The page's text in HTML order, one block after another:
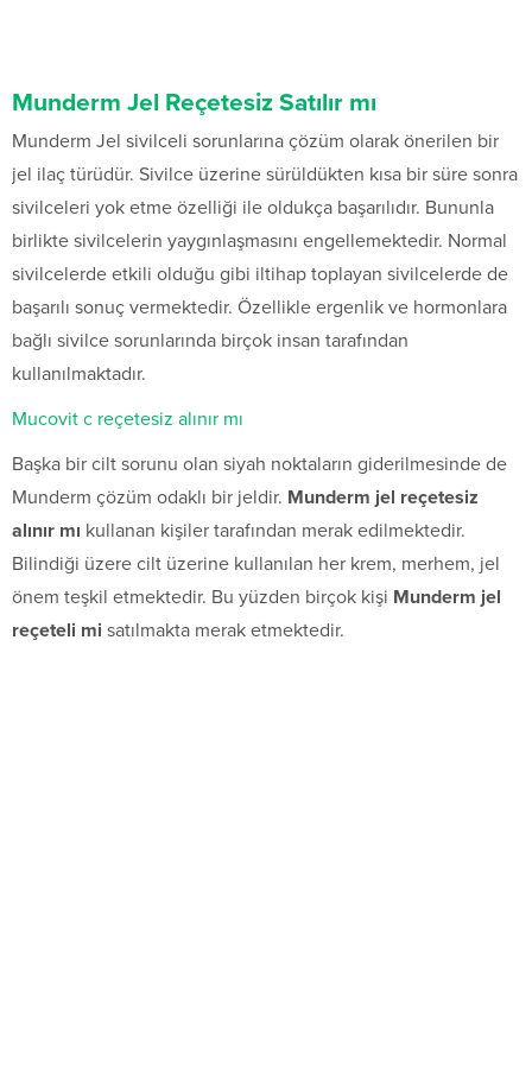
Munderm Jel Reçetesiz Satılır mı
Munderm Jel sivilceli sorunlarına çözüm olarak önerilen bir
jel ilaç türüdür. Sivilce üzerine sürüldükten kısa bir süre sonra
sivilceleri yok etme özelliği ile oldukça başarılıdır. Bununla
birlikte sivilcelerin yaygınlaşmasını engellemektedir. Normal
sivilcelerde etkili olduğu gibi iltihap toplayan sivilcelerde de
başarılı sonuç vermektedir. Özellikle ergenlik ve hormonlara
bağlı sivilce sorunlarında birçok insan tarafından
kullanılmaktadır.
Mucovit c reçetesiz alınır mı
Başka bir cilt sorunu olan siyah noktaların giderilmesinde de
Munderm çözüm odaklı bir jeldir. Munderm jel reçetesiz
alınır mı kullanan kişiler tarafından merak edilmektedir.
Bilindiği üzere cilt üzerine kullanılan her krem, merhem, jel
önem teşkil etmektedir. Bu yüzden birçok kişi Munderm jel
reçeteli mi satılmakta merak etmektedir.